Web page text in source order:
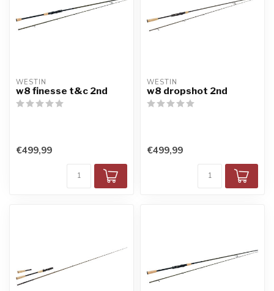
WESTIN
w8 finesse t&c 2nd
€499,99
WESTIN
w8 dropshot 2nd
€499,99